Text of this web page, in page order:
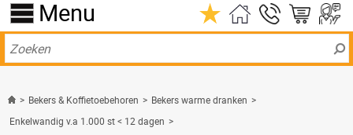
Menu
> Bekers & Koffietoebehoren > Bekers warme dranken >
Enkelwandig v.a 1.000 st < 12 dagen >